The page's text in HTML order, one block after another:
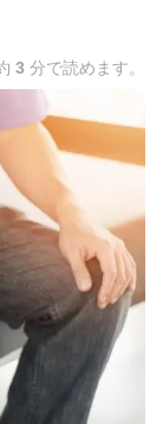
3 分で読めます。